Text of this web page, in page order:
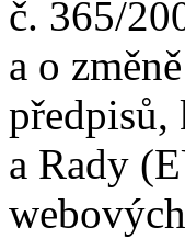
č. 365/
a o
předpisů,
a Rady